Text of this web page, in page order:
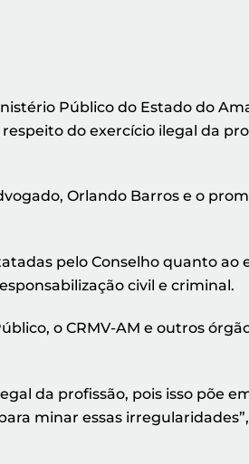
Público do Estado do
do exercício ilegal da
Orlando Barros e o
pelo Conselho quanto ao
civil e criminal.
o CRMV-AM e outros
da profissão, pois isso põe
minar essas